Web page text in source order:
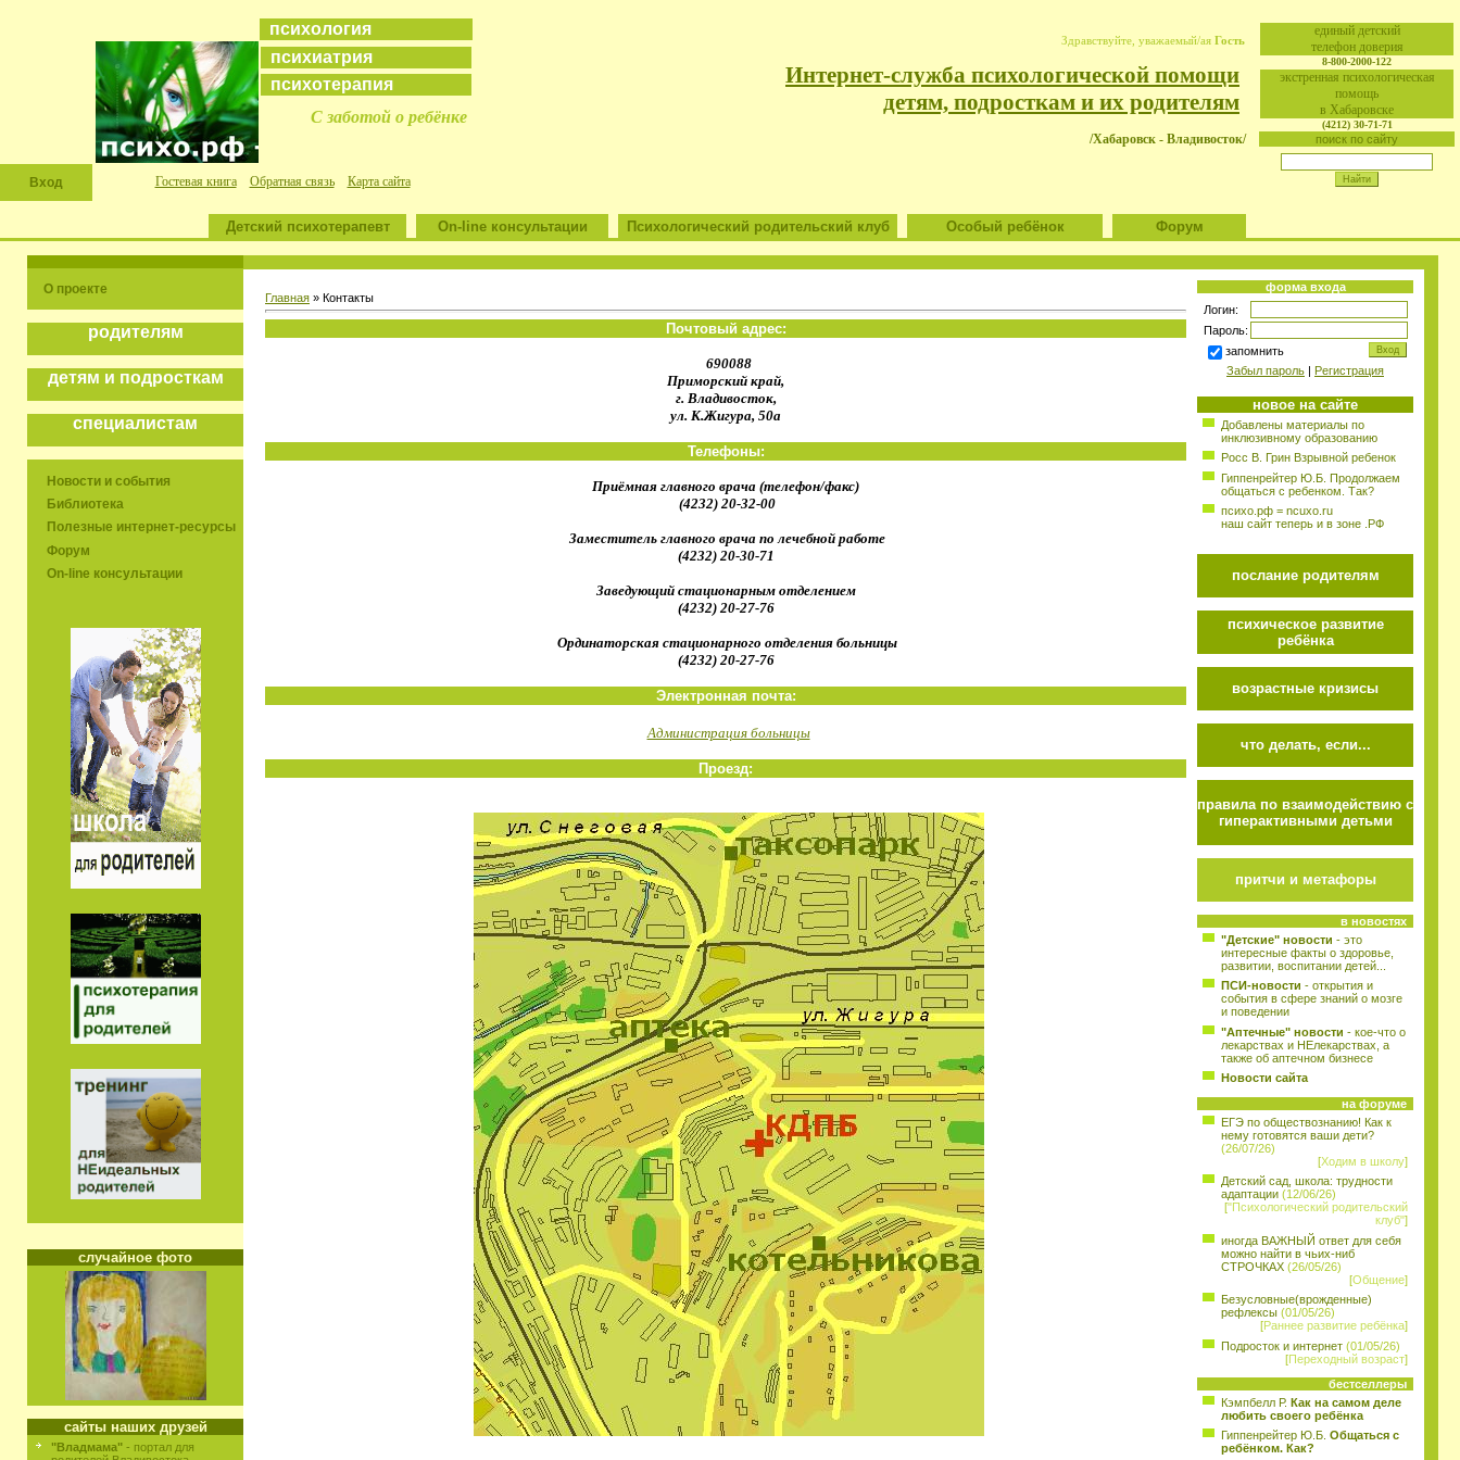
eдиный детский
телефон доверия
8-800-2000-122
экстренная психологическая
помощь
в Хабаровске
(4212) 30-71-71
поиск по сайту
психология
психиатрия
психотерапия
С заботой о ребёнке
Здравствуйте, уважаемый/ая Гость
Интернет-служба психологической помощи
детям, подросткам и их родителям
/Хабаровск - Владивосток/
Вход Гостевая книга Обратная связь Карта сайта
Детский психотерапевт On-line консультации Психологический родительский клуб Особый ребёнок Форум
О проекте
родителям
детям и подросткам
специалистам
Новости и события
Библиотека
Полезные интернет-ресурсы
Форум
On-line консультации
случайное фото
сайты наших друзей
"Владмама" - портал для
Главная » Контакты
Почтовый адрес:
690088
Приморский край,
г. Владивосток,
ул. К.Жигура, 50а
Телефоны:
Приёмная главного врача (телефон/факс)
(4232) 20-32-00
Заместитель главного врача по лечебной работе
(4232) 20-30-71
Заведующий стационарным отделением
(4232) 20-27-76
Ординаторская стационарного отделения больницы
(4232) 20-27-76
Электронная почта:
Администрация больницы
Проезд:
форма входа
Логин:
Пароль:
запомнить
Забыл пароль | Регистрация
новое на сайте
Добавлены материалы по
инклюзивному образованию
Росс В. Грин Взрывной ребенок
Гиппенрейтер Ю.Б. Продолжаем
общаться с ребенком. Так?
психо.рф = ncuxo.ru
наш сайт теперь и в зоне .РФ
послание родителям
психическое развитие
ребёнка
возрастные кризисы
что делать, если...
правила по взаимодействию с
гиперактивными детьми
притчи и метафоры
в новостях
"Детские" новости - это
интересные факты о здоровье,
развитии, воспитании детей...
ПСИ-новости - открытия и
события в сфере знаний о мозге
и поведении
"Аптечные" новости - кое-что о
лекарствах и НЕлекарствах, а
также об аптечном бизнесе
Новости сайта
на форуме
ЕГЭ по обществознанию! Как к
нему готовятся ваши дети?
(26/07/26)
[Ходим в школу]
Детский сад, школа: трудности
адаптации (12/06/26)
["Психологический родительский
клуб"]
иногда ВАЖНЫЙ ответ для себя
можно найти в чьих-ниб
СТРОЧКАХ (26/05/26)
[Общение]
Безусловные(врожденные)
рефлексы (01/05/26)
[Раннее развитие ребёнка]
Подросток и интернет (01/05/26)
[Переходный возраст]
бестселлеры
Кэмпбелл Р. Как на самом деле
любить своего ребёнка
Гиппенрейтер Ю.Б. Общаться с
ребёнком. Как?